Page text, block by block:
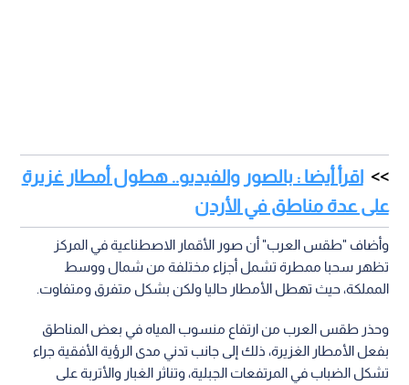
اقرأ أيضا : بالصور والفيديو.. هطول أمطار غزيرة
على عدة مناطق في الأردن
وأضاف "طقس العرب" أن صور الأقمار الاصطناعية في المركز
تظهر سحبا ممطرة تشمل أجزاء مختلفة من شمال ووسط
المملكة، حيث تهطل الأمطار حاليا ولكن بشكل متفرق ومتفاوت.
وحذر طقس العرب من ارتفاع منسوب المياه في بعض المناطق
بفعل الأمطار الغزيرة، ذلك إلى جانب تدني مدى الرؤية الأفقية جراء
تشكل الضباب في المرتفعات الجبلية، وتناثر الغبار والأتربة على